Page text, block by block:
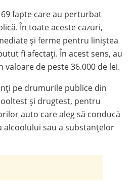
fapte care au perturbat
În toate aceste cazuri,
și ferme pentru liniștea
fi afectați. În acest sens, au
valoare de peste 36.000 de lei.
pe drumurile publice din
și drugtest, pentru
auto care aleg să conducă
alcoolului sau a substanţelor